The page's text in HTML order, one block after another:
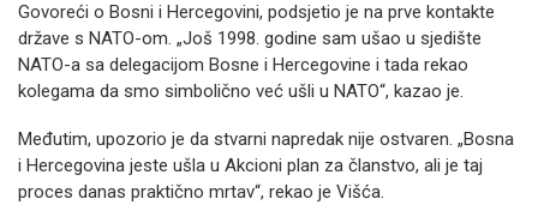
Govoreći o Bosni i Hercegovini, podsjetio je na prve kontakte
države s NATO-om. „Još 1998. godine sam ušao u sjedište
NATO-a sa delegacijom Bosne i Hercegovine i tada rekao
kolegama da smo simbolično već ušli u NATO“, kazao je.
Međutim, upozorio je da stvarni napredak nije ostvaren. „Bosna
i Hercegovina jeste ušla u Akcioni plan za članstvo, ali je taj
proces danas praktično mrtav“, rekao je Višća.